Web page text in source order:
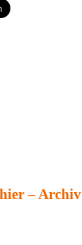
– Archiv